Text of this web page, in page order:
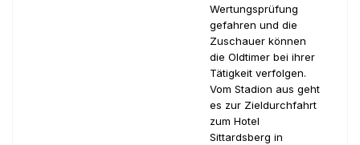
Wertungsprüfung
gefahren und die
Zuschauer können
die Oldtimer bei ihrer
Tätigkeit verfolgen.
Vom Stadion aus geht
es zur Zieldurchfahrt
zum Hotel
Sittardsberg in